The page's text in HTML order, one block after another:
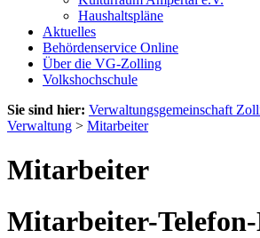
Haushaltspläne
Aktuelles
Behördenservice Online
Über die VG-Zolling
Volkshochschule
Sie sind hier: Verwaltungsgemeinschaft
Verwaltung > Mitarbeiter
Mitarbeiter
Mitarbeiter-